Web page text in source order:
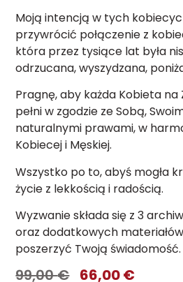
Moją intencją w tych
przywrócić połączenie z
która przez tysiące lat była
odrzucana, wyszydzana,
Pragnę, aby każda Kobieta na
pełni w zgodzie ze Sobą,
naturalnymi prawami, w
Kobiecej i Męskiej.
Wszystko po to, abyś mogła
życie z lekkością i radością.
Wyzwanie składa się z 3
oraz dodatkowych
poszerzyć Twoją świadomość.
99,00€ 66,00€